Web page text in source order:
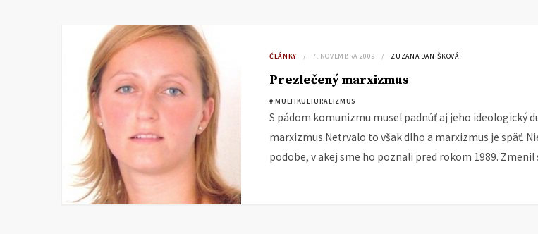
ČLÁNKY 7. NOVEMBRA 2009 ZUZANA DANIŠKOVÁ
Prezlečený marxizmus
# MULTIKULTURALIZMUS
S pádom komunizmu musel padnúť aj jeho ideologický
marxizmus.Netrvalo to však dlho a marxizmus je späť.
podobe, v akej sme ho poznali pred rokom 1989. Zmenil